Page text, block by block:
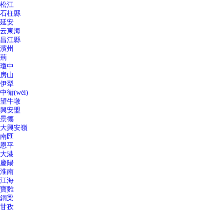
松江
石柱縣
延安
云東海
昌江縣
濱州
荊
瓊中
房山
伊犁
中衛(wèi)
望牛墩
興安盟
景德
大興安嶺
南匯
恩平
大港
慶陽
淮南
江海
寶雞
銅梁
甘孜